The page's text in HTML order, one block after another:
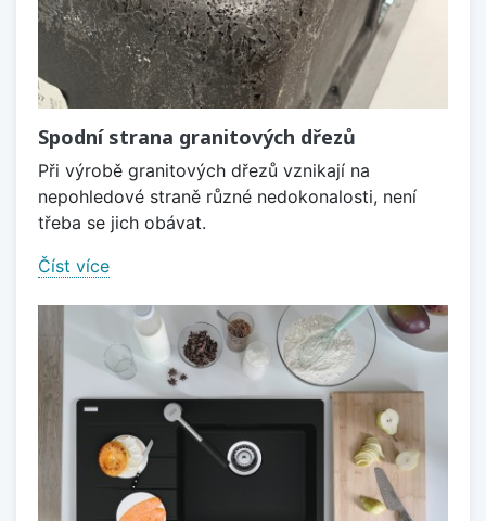
Spodní strana granitových dřezů
Při výrobě granitových dřezů vznikají na
nepohledové straně různé nedokonalosti, není
třeba se jich obávat.
Číst více